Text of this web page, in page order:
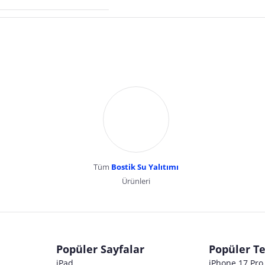
Tüm Bostik Su Yalıtımı
Ürünleri
Popüler Sayfalar Popüler